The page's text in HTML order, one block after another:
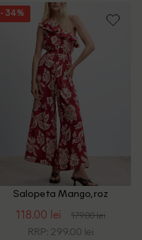
- 34%
Salopeta Mango, roz
118.00 lei 179.00 lei
RRP: 299.00 lei